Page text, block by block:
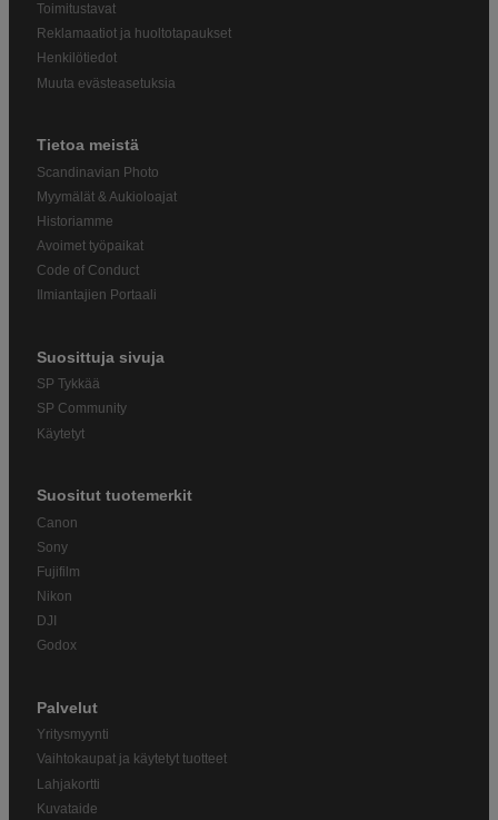
Toimitustavat
Reklamaatiot ja huoltotapaukset
Henkilötiedot
Muuta evästeasetuksia
Tietoa meistä
Scandinavian Photo
Myymälät & Aukioloajat
Historiamme
Avoimet työpaikat
Code of Conduct
Ilmiantajien Portaali
Suosittuja sivuja
SP Tykkää
SP Community
Käytetyt
Suositut tuotemerkit
Canon
Sony
Fujifilm
Nikon
DJI
Godox
Palvelut
Yritysmyynti
Vaihtokaupat ja käytetyt tuotteet
Lahjakortti
Kuvataide